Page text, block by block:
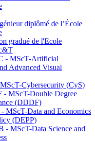
diplômé de l’École
gradué de l'Ecole
- MScT-Artificial
Advanced Visual
Cybersecurity (CyS)
MScT-Double Degree
(DDDF)
MScT-Data and Economics
(DEPP)
- MScT-Data Science and